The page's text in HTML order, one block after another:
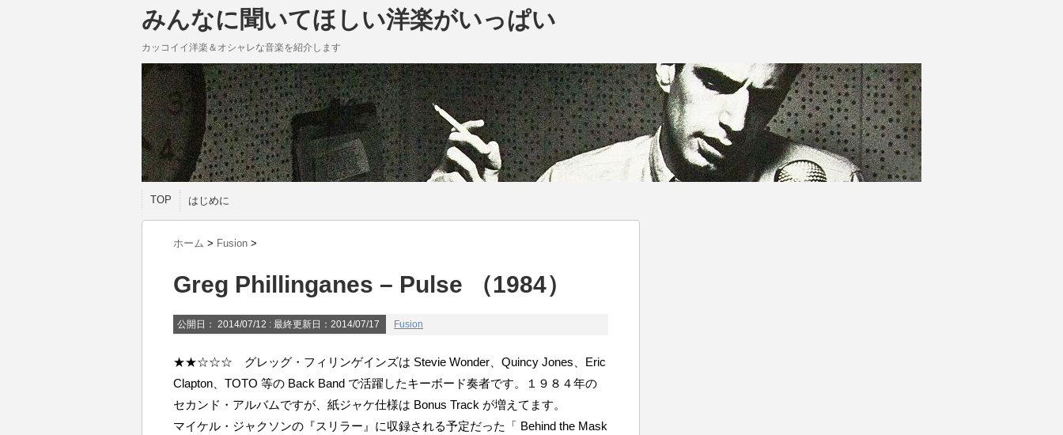
みんなに聞いてほしい洋楽がいっぱい
カッコイイ洋楽＆オシャレな音楽を紹介します
TOP はじめに
ホーム > Fusion >
Greg Phillinganes – Pulse （1984）
公開日： 2014/07/12 : 最終更新日：2014/07/17 Fusion
★★☆☆☆ グレッグ・フィリンゲインズは Stevie Wonder、Quincy Jones、Eric
Clapton、TOTO 等の Back Band で活躍したキーボード奏者です。１９８４年の
セカンド・アルバムですが、紙ジャケ仕様は Bonus Track が増えてます。
マイケル・ジャクソンの『スリラー』に収録される予定だった「 Behind the Mask